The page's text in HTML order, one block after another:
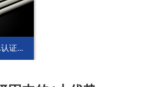
证...